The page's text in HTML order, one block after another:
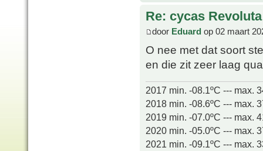
Re: cycas Revoluta
door Eduard op 02 maart
O nee met dat soort
en die zit zeer laag
2017 min. -08.1ºC --- max.
2018 min. -08.6ºC --- max.
2019 min. -07.0ºC --- max.
2020 min. -05.0ºC --- max.
2021 min. -09.1ºC --- max.